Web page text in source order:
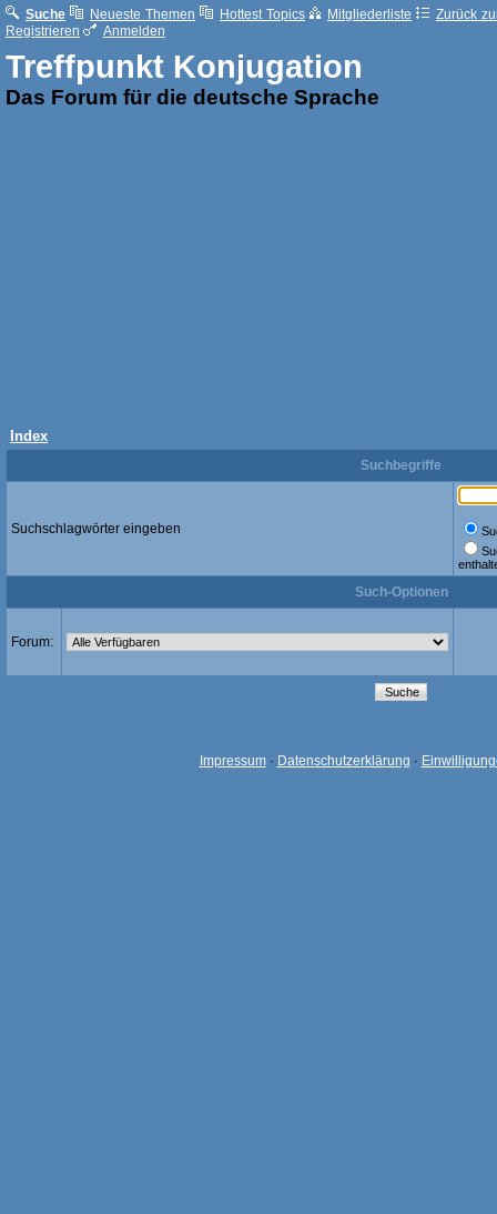
Suche Neueste Themen Hottest Topics Mitgliederliste
Zurück
Registrieren
Anmelden
Treffpunkt Konjugation
Das Forum für die deutsche Sprache
Index
Suchbegriffe
Suchschlagwörter eingeben
Such-Optionen
Forum:
Impressum· Datenschutzerklärung ·